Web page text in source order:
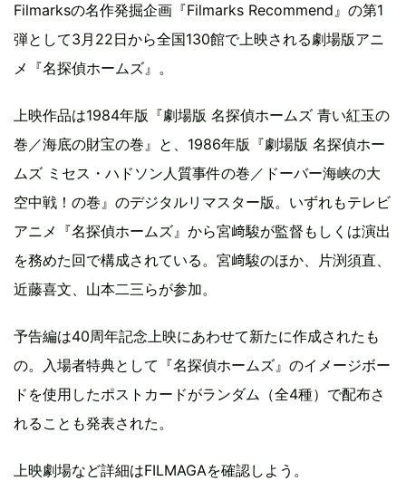
Filmarksの名作発掘企画『Filmarks Recommend』の第1
弾として3月22日から全国130館で上映される劇場版アニ
メ『名探偵ホームズ』。
上映作品は1984年版『劇場版 名探偵ホームズ 青い紅玉の
巻／海底の財宝の巻』と、1986年版『劇場版 名探偵ホー
ムズ ミセス・ハドソン人質事件の巻／ドーバー海峡の大
空中戦！の巻』のデジタルリマスター版。いずれもテレビ
アニメ『名探偵ホームズ』から宮﨑駿が監督もしくは演出
を務めた回で構成されている。宮﨑駿のほか、片渕須直、
近藤喜文、山本二三らが参加。
予告編は40周年記念上映にあわせて新たに作成されたも
の。入場者特典として『名探偵ホームズ』のイメージボー
ドを使用したポストカードがランダム（全4種）で配布さ
れることも発表された。
上映劇場など詳細はFILMAGAを確認しよう。